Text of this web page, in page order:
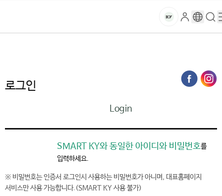
건
대
교
마
로
그
구
글
검
색
메로그인
Login
SMART KY와 동일한 아이디와 비밀번호를
입력하세요.
※ 비밀번호는 인증서 로그인시 사용하는 비밀번호가 아니며, 대표홈페이지
서비스만 사용 가능합니다.(SMART KY 사용 불가)